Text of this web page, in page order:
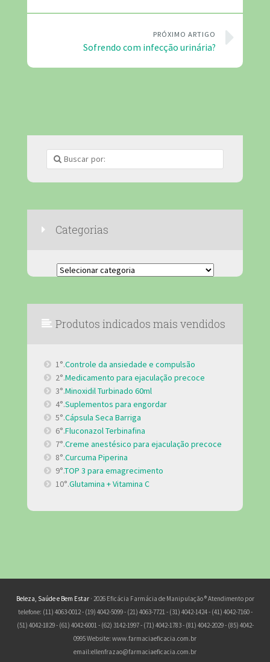
PRÓXIMO ARTIGO
Sofrendo com infecção urinária?
Categorias
Categorias
Produtos indicados mais vendidos
1°.Controle da ansiedade e compulsão
2°.Medicamento para ejaculação precoce
3°.Minoxidil Turbinado 60ml
4°.Suplementos para engordar
5°.Cápsula Seca Barriga
6°.Fluconazol Terbinafina
7°.Creme anestésico para ejaculação precoce
8°.Curcuma Piperina
9°.TOP 3 para emagrecimento
10°.Glutamina + Vitamina C
Beleza, Saúde e Bem Estar· 2026 Eficácia Farmácia de Manipulação ® Atendimento por
telefone: (11) 4063-0012 - (19) 4042-5099 - (21) 4063-7721 - (31) 4042-1424 - (41) 4042-7160 -
(51) 4042-1829 - (61) 4042-6001 - (62) 3142-1997 - (71) 4042-1783 - (81) 4042-2029 - (85) 4042-
0995 Website: www.farmaciaeficacia.com.br
email:ellenfrazao@farmaciaeficacia.com.br